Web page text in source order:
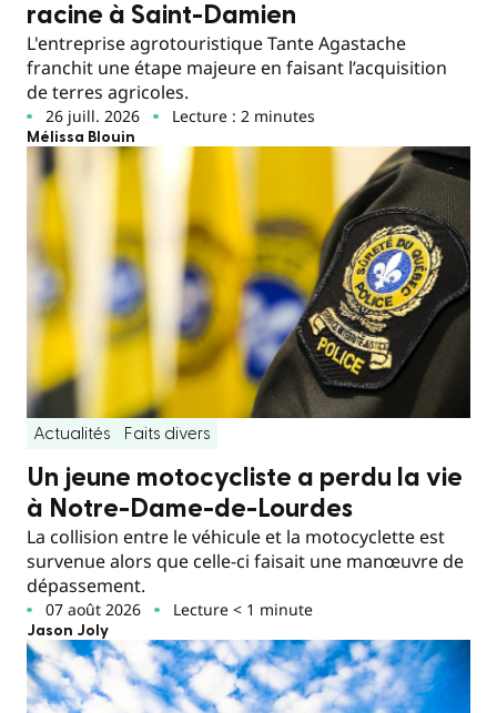
racine à Saint-Damien
L'entreprise agrotouristique Tante Agastache
franchit une étape majeure en faisant l’acquisition
de terres agricoles.
26 juill. 2026 Lecture : 2 minutes
Mélissa Blouin
Actualités Faits divers
Un jeune motocycliste a perdu la vie
à Notre-Dame-de-Lourdes
La collision entre le véhicule et la motocyclette est
survenue alors que celle-ci faisait une manœuvre de
dépassement.
07 août 2026 Lecture < 1 minute
Jason Joly